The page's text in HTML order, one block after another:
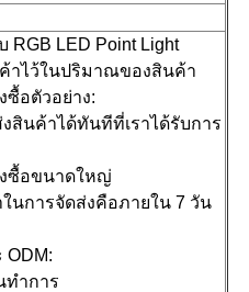
RGB LED Point Light
ค้าไว้ในปริมาณของสินค้า
ซื้อตัวอย่าง:
งสินค้าได้ทันทีที่เราได้รับการ
ซื้อขนาดใหญ่
ในการจัดส่งคือภายใน 7 วัน
ODM:
ทําการ